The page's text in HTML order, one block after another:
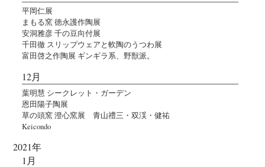
平岡仁展
まもる窯 徳永護作陶展
安洞雅彦 千の豆向付展
千田徹 スリップウェアと軟陶のうつわ展
富田啓之作陶展 ギンギラ系、野獣派。
12月
葉明慧 シークレット・ガーデン
恩田陽子陶展
草の頭窯 澄心窯展 青山禮三・双渓・健祐
Keicondo
2021年
1月